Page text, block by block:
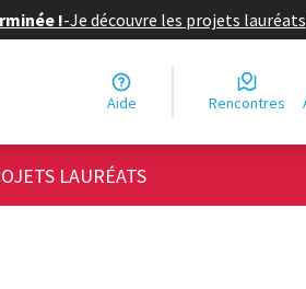
!-Je découvre les projets lauréats
Aide Rencontres
LAURÉATS